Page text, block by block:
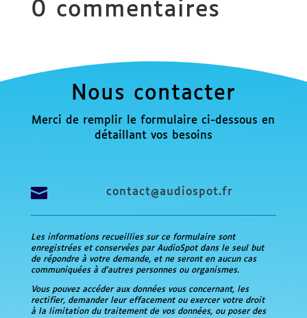
0 commentaires
Nous contacter
Merci de remplir le formulaire ci-dessous en
détaillant vos besoins
 contact@audiospot.fr
Les informations recueillies sur ce formulaire sont
enregistrées et conservées par AudioSpot dans le seul but
de répondre à votre demande, et ne seront en aucun cas
communiquées à d’autres personnes ou organismes.
Vous pouvez accéder aux données vous concernant, les
rectifier, demander leur effacement ou exercer votre droit
à la limitation du traitement de vos données, ou poser des